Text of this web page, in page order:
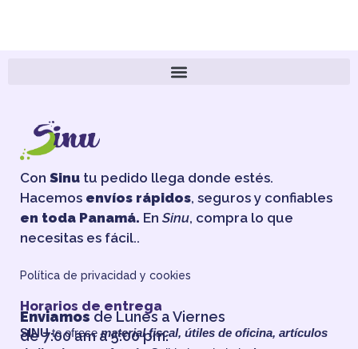
Con Sinu tu pedido llega donde estés.
Hacemos envíos rápidos, seguros y confiables
en toda Panamá. En Sinu, compra lo que
necesitas es fácil..
Política de privacidad y cookies
Horarios de entrega
Enviamos de Lunes a Viernes
de 7:00 am a 5:00 pm.
SINUte ofrecematerial fiscal, útiles de oficina, artículos